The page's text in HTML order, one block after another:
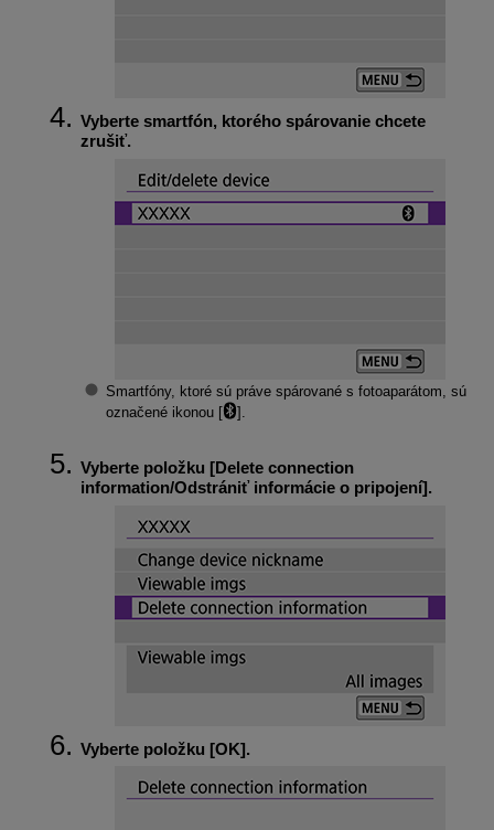
Vyberte smartfón, ktorého spárovanie chcete
zrušiť.
Smartfóny, ktoré sú práve spárované s fotoaparátom, sú
označené ikonou [
].
Vyberte položku [Delete connection
information/Odstrániť informácie o pripojení].
Vyberte položku [OK].